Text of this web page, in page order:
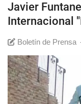
Javier
Internacional
Boletín de Prensa